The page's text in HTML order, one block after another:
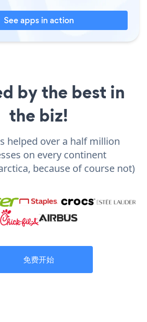
See apps in action
by the best in
the biz!
helped over a half million
on every continent
because of course not)
免费开始